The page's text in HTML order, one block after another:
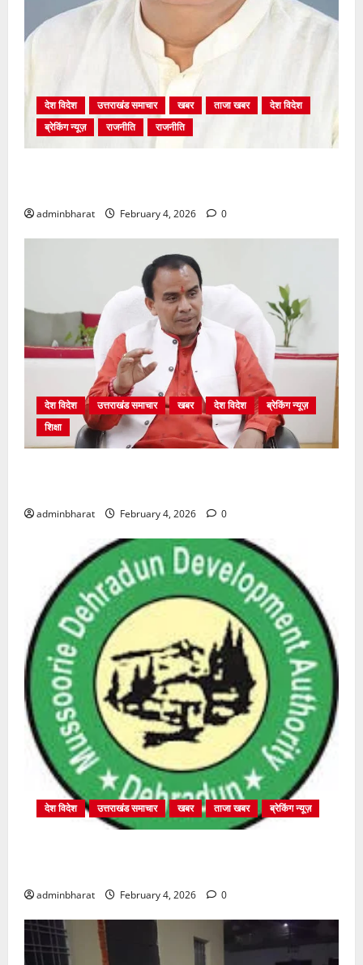
देश विदेश उत्तराखंड समाचार खबर ताजा खबर
देश विदेश
ब्रेकिंग न्यूज़
राजनीति राजनीति
adminbharat February 4, 2026 0
देश विदेश उत्तराखंड समाचार खबर देश विदेश
ब्रेकिंग न्यूज़
शिक्षा
adminbharat February 4, 2026 0
देश विदेश उत्तराखंड समाचार खबर ताजा खबर ब्रेकिंग न्यूज़
adminbharat February 4, 2026 0